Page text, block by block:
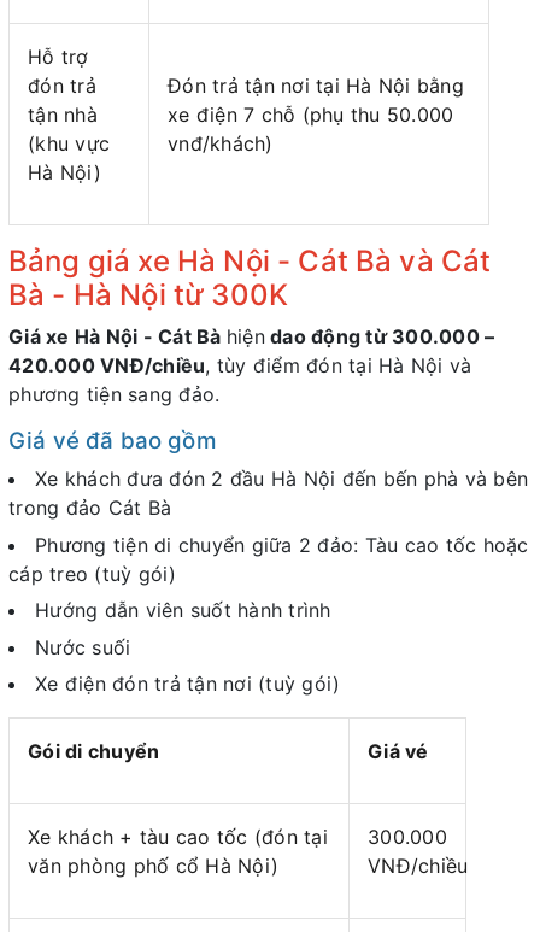
Hỗ trợ
đón trả
tận nhà
(khu vực
Hà Nội)
Đón trả tận nơi tại Hà Nội bằng
xe điện 7 chỗ (phụ thu 50.000
vnđ/khách)
Bảng giá xe Hà Nội - Cát Bà và Cát
Bà - Hà Nội từ 300K
Giá xe Hà Nội - Cát Bà hiệndao động từ 300.000 –
420.000 VNĐ/chiều, tùy điểm đón tại Hà Nội và
phương tiện sang đảo.
Giá vé đã bao gồm
Xe khách đưa đón 2 đầu Hà Nội đến bến phà và bên
trong đảo Cát Bà
Phương tiện di chuyển giữa 2 đảo: Tàu cao tốc hoặc
cáp treo (tuỳ gói)
Hướng dẫn viên suốt hành trình
Nước suối
Xe điện đón trả tận nơi (tuỳ gói)
Gói di chuyển Giá vé
Xe khách + tàu cao tốc (đón tại
văn phòng phố cổ Hà Nội)
300.000
VNĐ/chiều